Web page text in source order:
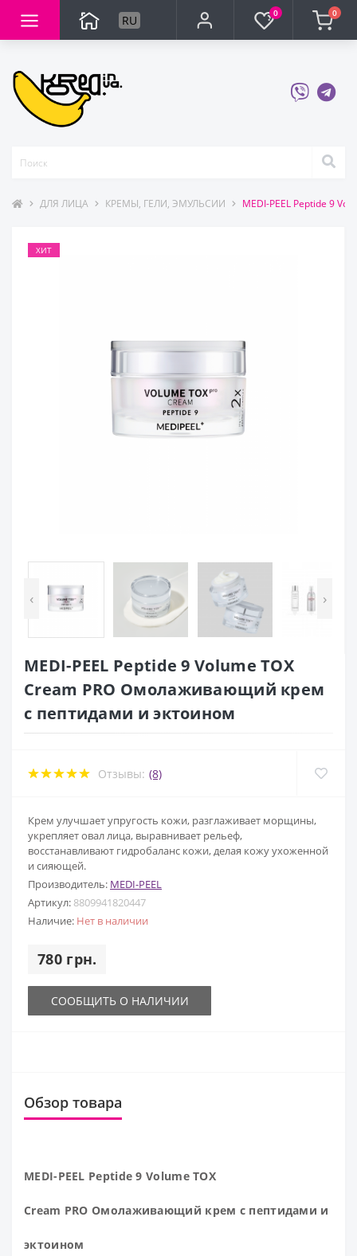
RU 0 0
ДЛЯ ЛИЦА КРЕМЫ, ГЕЛИ, ЭМУЛЬСИИ MEDI-PEEL Peptide 9
ХИТ
‹ ›
MEDI-PEEL Peptide 9 Volume TOX
Cream PRO Омолаживающий крем
с пептидами и эктоином
Отзывы: (8)
Крем улучшает упругость кожи, разглаживает морщины,
укрепляет овал лица, выравнивает рельеф,
восстанавливают гидробаланс кожи, делая кожу ухоженной
и сияющей.
Производитель: MEDI-PEEL
Артикул: 8809941820447
Наличие: Нет в наличии
780 грн.
СООБЩИТЬ О НАЛИЧИИ
Обзор товара
MEDI-PEEL Peptide 9 Volume TOX
Cream PROОмолаживающий крем с пептидами и
эктоином